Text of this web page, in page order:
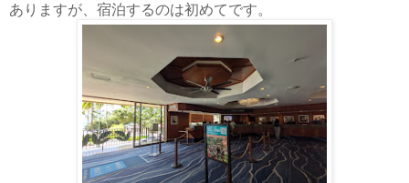
ありますが、宿泊するのは初めてです。